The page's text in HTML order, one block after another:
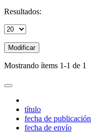
Resultados:
Modificar
Mostrando ítems 1-1 de 1
título
fecha de publicación
fecha de envío